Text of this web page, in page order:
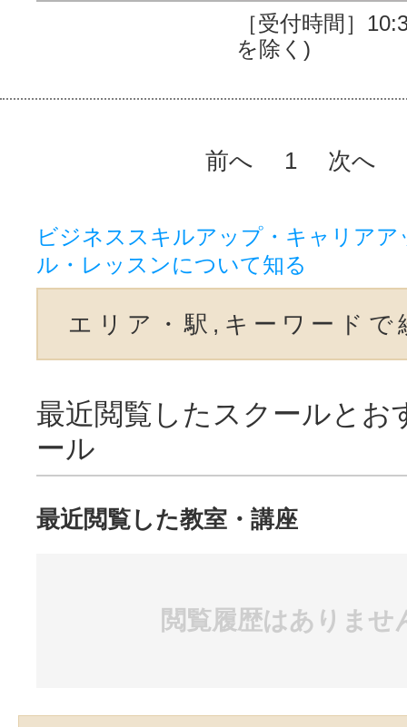
［受付時間］
を除く)
前へ 1 次へ
ビジネススキルアップ・キャリア
ル・レッスンについて知る
エリア・駅,キーワードで
最近閲覧したスクールとお
ール
最近閲覧した教室・講座
閲覧履歴はありませ